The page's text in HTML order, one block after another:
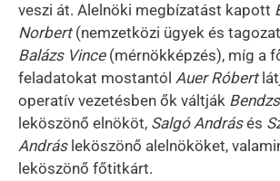
veszi át. Alelnöki megbízatást kapott
Norbert(nemzetközi ügyek és
Balázs Vince(mérnökképzés), míg a
feladatokat mostantól Auer Róbert
operatív vezetésben ők váltják
leköszönő elnököt, Salgó Andrásés
Andrásleköszönő alelnököket,
leköszönő főtitkárt.